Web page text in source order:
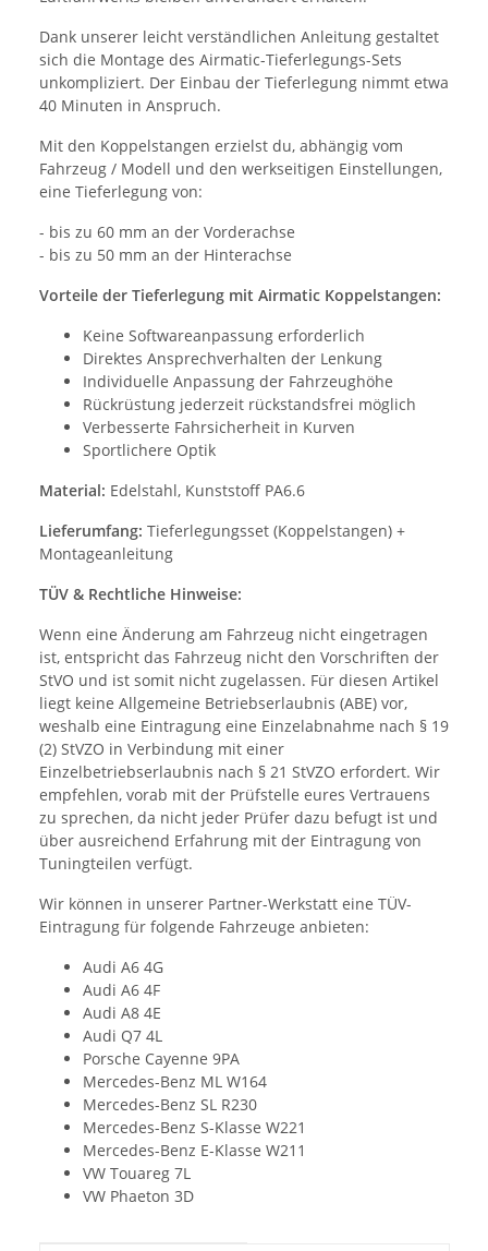
Dank unserer leicht verständlichen Anleitung gestaltet
sich die Montage des Airmatic-Tieferlegungs-Sets
unkompliziert. Der Einbau der Tieferlegung nimmt etwa
40 Minuten in Anspruch.
Mit den Koppelstangen erzielst du, abhängig vom
Fahrzeug / Modell und den werkseitigen Einstellungen,
eine Tieferlegung von:
- bis zu 60 mm an der Vorderachse
- bis zu 50 mm an der Hinterachse
Vorteile der Tieferlegung mit Airmatic Koppelstangen:
Keine Softwareanpassung erforderlich
Direktes Ansprechverhalten der Lenkung
Individuelle Anpassung der Fahrzeughöhe
Rückrüstung jederzeit rückstandsfrei möglich
Verbesserte Fahrsicherheit in Kurven
Sportlichere Optik
Material: Edelstahl, Kunststoff PA6.6
Lieferumfang: Tieferlegungsset (Koppelstangen) +
Montageanleitung
TÜV & Rechtliche Hinweise:
Wenn eine Änderung am Fahrzeug nicht eingetragen
ist, entspricht das Fahrzeug nicht den Vorschriften der
StVO und ist somit nicht zugelassen. Für diesen Artikel
liegt keine Allgemeine Betriebserlaubnis (ABE) vor,
weshalb eine Eintragung eine Einzelabnahme nach § 19
(2) StVZO in Verbindung mit einer
Einzelbetriebserlaubnis nach § 21 StVZO erfordert. Wir
empfehlen, vorab mit der Prüfstelle eures Vertrauens
zu sprechen, da nicht jeder Prüfer dazu befugt ist und
über ausreichend Erfahrung mit der Eintragung von
Tuningteilen verfügt.
Wir können in unserer Partner-Werkstatt eine TÜV-
Eintragung für folgende Fahrzeuge anbieten:
Audi A6 4G
Audi A6 4F
Audi A8 4E
Audi Q7 4L
Porsche Cayenne 9PA
Mercedes-Benz ML W164
Mercedes-Benz SL R230
Mercedes-Benz S-Klasse W221
Mercedes-Benz E-Klasse W211
VW Touareg 7L
VW Phaeton 3D